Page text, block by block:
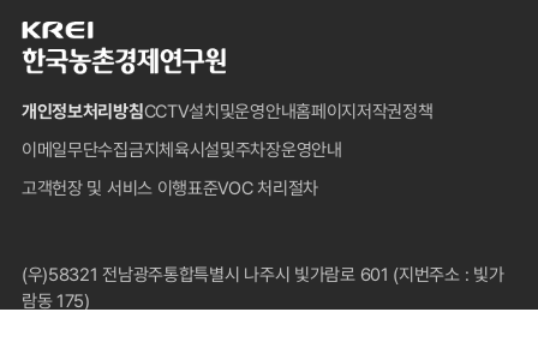
한
국
촌
경
제
연
푸
터
개인정보처리방침CCTV설치및운영안내홈페이지저작권정책
이메일무단수집금지체육시설및주차장운영안내
고객헌장 및 서비스 이행표준VOC 처리절차
(우)58321 전남광주통합특별시 나주시 빛가람로 601 (지번주소 : 빛가
람동 175)